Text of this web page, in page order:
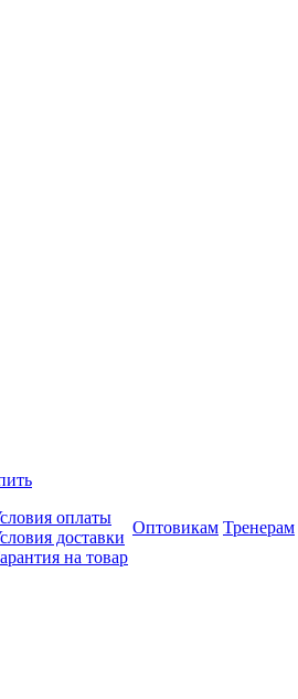
оплаты
доставки
на товар
Оптовикам Тренерам